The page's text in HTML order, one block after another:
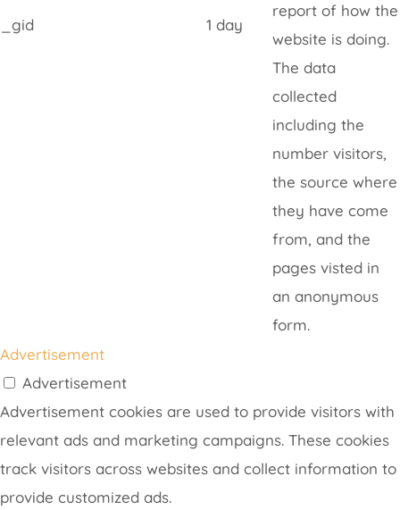
_gid 1 day
report of how the
website is doing.
The data
collected
including the
number visitors,
the source where
they have come
from, and the
pages visted in
an anonymous
form.
Advertisement
Advertisement
Advertisement cookies are used to provide visitors with
relevant ads and marketing campaigns. These cookies
track visitors across websites and collect information to
provide customized ads.